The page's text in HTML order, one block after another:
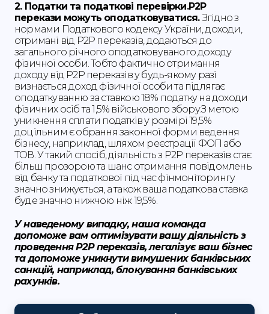
2. Податки та податкові перевірки.P2P
перекази можуть оподатковуватися.Згідно з
нормами Податкового кодексу України, доходи,
отримані від P2P переказів, додаються до
загального річного оподатковуваного доходу
фізичної особи. Тобто фактично отримання
доходу від Р2Р переказів у будь-якому разі
визнається доход фізичної особи та підлягає
оподаткуванню за ставкою 18% податку на доходи
фізичних осіб та 1,5% військового збору.З метою
уникнення сплати податків у розмірі 19,5%
доцільним є обрання законної форми ведення
бізнесу, наприклад, шляхом реєстрації ФОП або
ТОВ. У такий спосіб, діяльність з Р2Р переказів стає
більш прозорою та шанс отримання повідомлень
від банку та податкової під час фінмоніторингу
значно знижується, а також ваша податкова ставка
буде значно нижчою ніж 19,5%.
У наведеному випадку, наша команда
допоможе вам оптимізувати вашу діяльність з
проведення Р2Р переказів, легалізує ваш бізнес
та допоможе уникнути вимушених банківських
санкцій, наприклад, блокування банківських
рахунків.